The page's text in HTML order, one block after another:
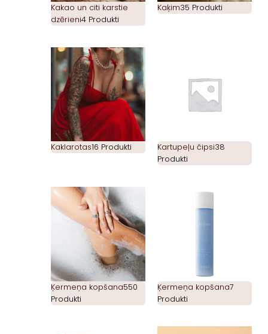
Kakao un citi karstie
dzērieni4 Produkti
Kaķim35 Produkti
Kaklarotas16 Produkti Kartupeļu čipsi38
Produkti
Ķermeņa kopšana550
Produkti
Ķermeņa kopšana7
Produkti